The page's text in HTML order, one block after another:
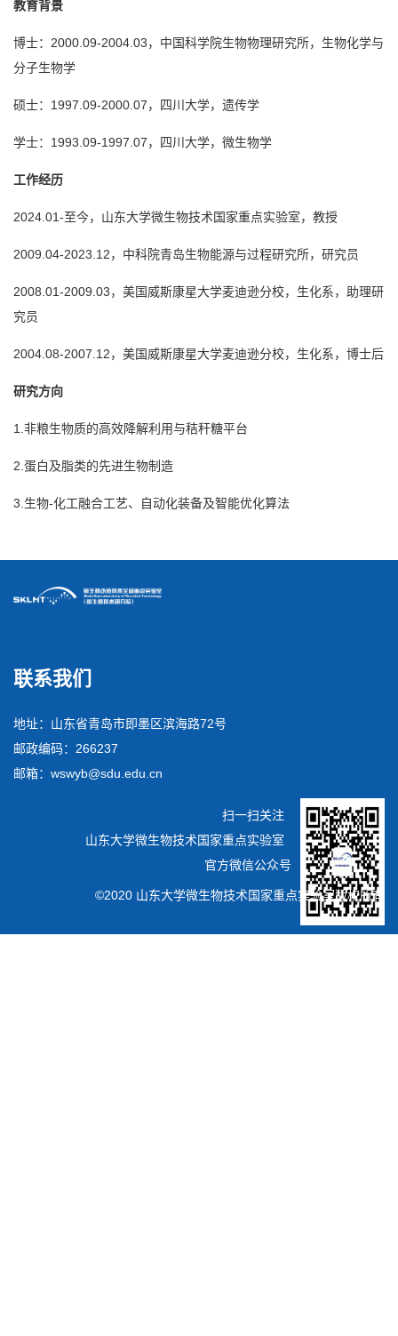
教育背景
博士：2000.09-2004.03，中国科学院生物物理研究所，生物化学与
分子生物学
硕士：1997.09-2000.07，四川大学，遗传学
学士：1993.09-1997.07，四川大学，微生物学
工作经历
2024.01-至今，山东大学微生物技术国家重点实验室，教授
2009.04-2023.12，中科院青岛生物能源与过程研究所，研究员
2008.01-2009.03，美国威斯康星大学麦迪逊分校，生化系，助理研
究员
2004.08-2007.12，美国威斯康星大学麦迪逊分校，生化系，博士后
研究方向
1.非粮生物质的高效降解利用与秸秆糖平台
2.蛋白及脂类的先进生物制造
3.生物-化工融合工艺、自动化装备及智能优化算法
联系我们
地址：山东省青岛市即墨区滨海路72号
邮政编码：266237
邮箱：wswyb@sdu.edu.cn
扫一扫关注
山东大学微生物技术国家重点实验室
官方微信公众号
©2020 山东大学微生物技术国家重点实验室版权所有